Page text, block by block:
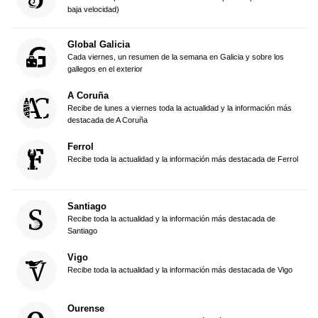
baja velocidad)
Global Galicia
Cada viernes, un resumen de la semana en Galicia y sobre los
gallegos en el exterior
A Coruña
Recibe de lunes a viernes toda la actualidad y la información más
destacada de A Coruña
Ferrol
Recibe toda la actualidad y la información más destacada de Ferrol
Santiago
Recibe toda la actualidad y la información más destacada de
Santiago
Vigo
Recibe toda la actualidad y la información más destacada de Vigo
Ourense